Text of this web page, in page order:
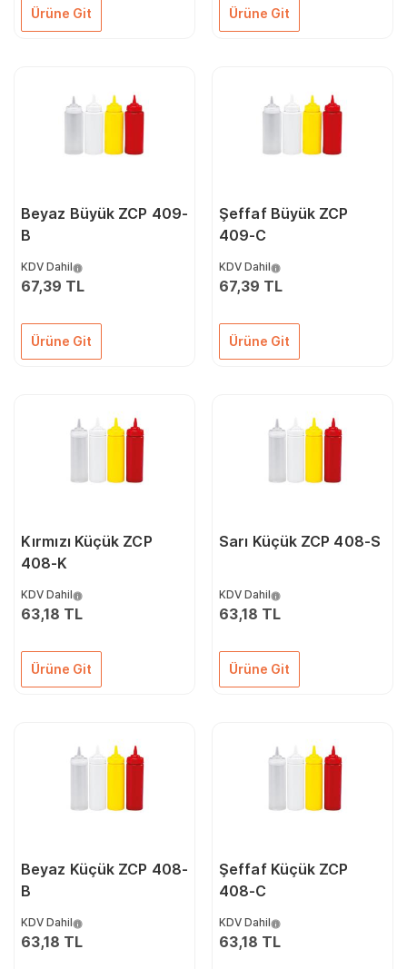
Ürüne Git Ürüne Git
Beyaz Büyük ZCP 409-
B
KDV Dahil
67,39 TL
Ürüne Git
Şeffaf Büyük ZCP
409-C
KDV Dahil
67,39 TL
Ürüne Git
Kırmızı Küçük ZCP
408-K
KDV Dahil
63,18 TL
Ürüne Git
Sarı Küçük ZCP 408-S
KDV Dahil
63,18 TL
Ürüne Git
Beyaz Küçük ZCP 408-
B
KDV Dahil
63,18 TL
Şeffaf Küçük ZCP
408-C
KDV Dahil
63,18 TL